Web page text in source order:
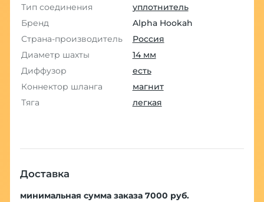
Тип соединения
уплотнитель
Бренд
Alpha Hookah
Страна-производитель
Россия
Диаметр шахты
14 мм
Диффузор
есть
Коннектор шланга
магнит
Тяга
легкая
Доставка
минимальная сумма заказа 7000 руб.